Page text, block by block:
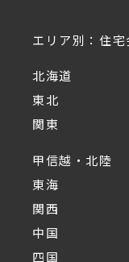
エリア別：住宅
北海道
東北
関東
甲信越・北陸
東海
関西
中国
四国